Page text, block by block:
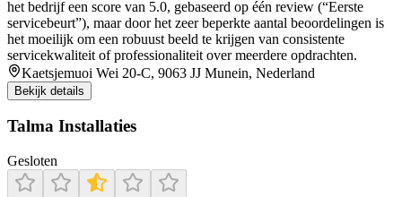
het bedrijf een score van 5.0, gebaseerd op één review (“Eerste
servicebeurt”), maar door het zeer beperkte aantal beoordelingen is
het moeilijk om een robuust beeld te krijgen van consistente
servicekwaliteit of professionaliteit over meerdere opdrachten.
Kaetsjemuoi Wei 20-C, 9063 JJ Munein, Nederland
Bekijk details
Talma Installaties
Gesloten